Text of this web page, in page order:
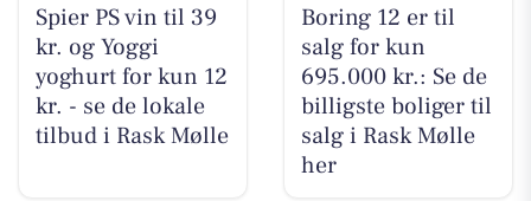
Spier PS vin til 39
kr. og Yoggi
yoghurt for kun 12
kr. - se de lokale
tilbud i Rask Mølle
Boring 12 er til
salg for kun
695.000 kr.: Se de
billigste boliger til
salg i Rask Mølle
her